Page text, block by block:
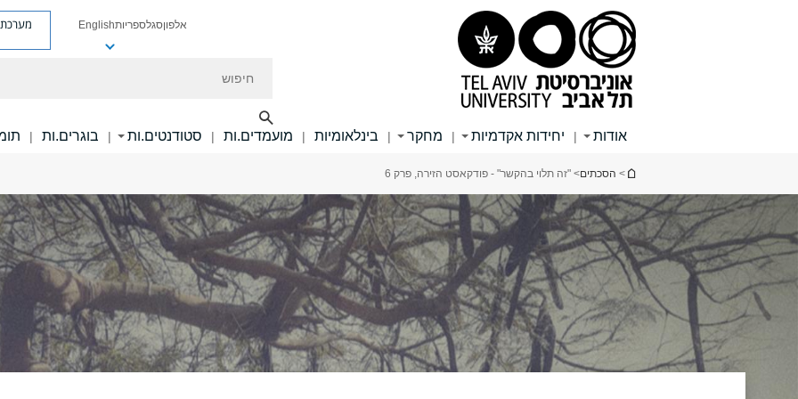
אלפוןסגלספריותEnglish מערכת
אודות | יחידות אקדמיות | מחקר | בינלאומיות | מועמדים.ות | סטודנטים.ות | בוגרים.ות |
הינך נמצא כאן
> הסכתים> "זה תלוי בהקשר" - פודקאסט הזירה, פרק 6